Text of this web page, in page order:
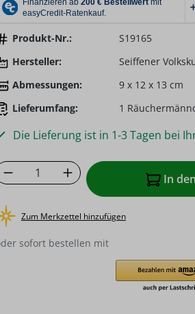
Produkt-Nr.:
S19165
Hersteller:
Seiffener
Abmessungen:
9 x 12 x 13 cm
Lieferumfang:
1
Die Lieferung ist in 1-3 Tagen bei
Anzahl: Gib den
In
Zum Merkzettel hinzufügen
sofort bestellen mit